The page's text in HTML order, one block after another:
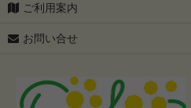
ご利用案内
お問い合せ